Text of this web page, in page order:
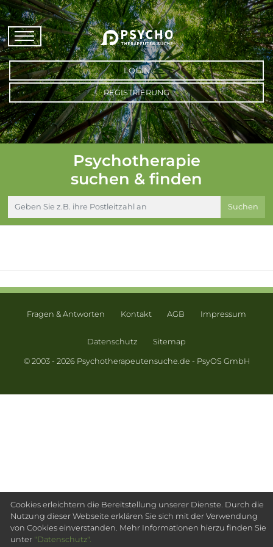
Psychotherapie
suchen & finden
Suchen
LOGIN
REGISTRIERUNG
Fragen & Antworten Kontakt AGB Impressum
Datenschutz Sitemap
© 2003 - 2026 Psychotherapeutensuche.de - PsyOS GmbH
Cookies erleichtern die Bereitstellung unserer Dienste. Durch die
Nutzung dieser Webseite erklären Sie sich mit der Verwendung
von Cookies einverstanden. Mehr Informationen hierzu finden Sie
unter "Datenschutz".